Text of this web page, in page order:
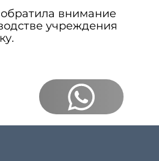
внимание
учреждения